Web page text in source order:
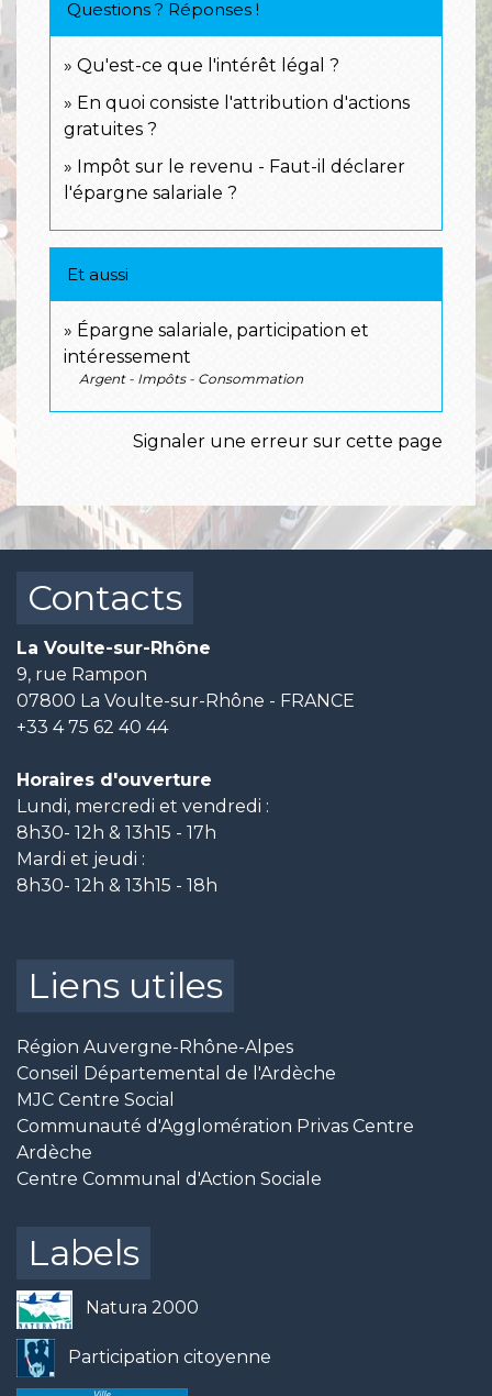
Questions ? Réponses !
Qu'est-ce que l'intérêt légal ?
En quoi consiste l'attribution d'actions
gratuites ?
Impôt sur le revenu - Faut-il déclarer
l'épargne salariale ?
Et aussi
Épargne salariale, participation et
intéressement
Argent - Impôts - Consommation
Signaler une erreur sur cette page
Contacts
La Voulte-sur-Rhône
9, rue Rampon
07800 La Voulte-sur-Rhône - FRANCE
+33 4 75 62 40 44
Horaires d'ouverture
Lundi, mercredi et vendredi :
8h30- 12h & 13h15 - 17h
Mardi et jeudi :
8h30- 12h & 13h15 - 18h
Liens utiles
Région Auvergne-Rhône-Alpes
Conseil Départemental de l'Ardèche
MJC Centre Social
Communauté d'Agglomération Privas Centre
Ardèche
Centre Communal d'Action Sociale
Labels
Natura 2000
Participation citoyenne